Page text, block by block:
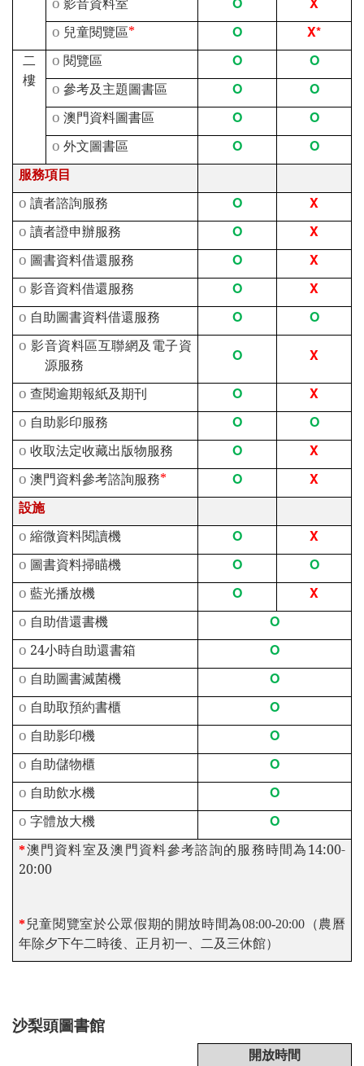
o 兒童閱覽區* O X*
二
樓
o 閱覽區 O O
o 參考及主題圖書區 O O
o 澳門資料圖書區 O O
o 外文圖書區 O O
服務項目
o 讀者諮詢服務 O X
o 讀者證申辦服務 O X
o 圖書資料借還服務 O X
o 影音資料借還服務 O X
o 自助圖書資料借還服務 O O
o 影音資料區互聯網及電子資
源服務
O X
o 查閱逾期報紙及期刊 O X
o 自助影印服務 O O
o 收取法定收藏出版物服務 O X
o 澳門資料參考諮詢服務* O X
設施
o 縮微資料閱讀機 O X
o 圖書資料掃瞄機 O O
o 藍光播放機 O X
o 自助借還書機 O
o 24小時自助還書箱 O
o 自助圖書滅菌機 O
o 自助取預約書櫃 O
o 自助影印機 O
o 自助儲物櫃 O
o 自助飲水機 O
o 字體放大機 O
*澳門資料室及澳門資料參考諮詢的服務時間為14:00-
20:00
*兒童閱覽室於公眾假期的開放時間為08:00-20:00（農曆
年除夕下午二時後、正月初一、二及三休館）
沙梨頭圖書館
開放時間